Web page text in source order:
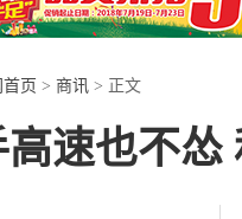
页 > 商讯 > 正文
速也不怂